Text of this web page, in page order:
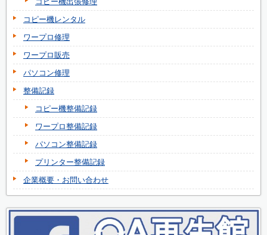
コピー機レンタル
ワープロ修理
ワープロ販売
パソコン修理
整備記録
コピー機整備記録
ワープロ整備記録
パソコン整備記録
プリンター整備記録
企業概要・お問い合わせ